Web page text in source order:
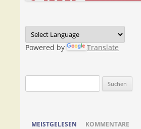
Powered by Translate
nach:
MEISTGELESEN
KOMMENTARE